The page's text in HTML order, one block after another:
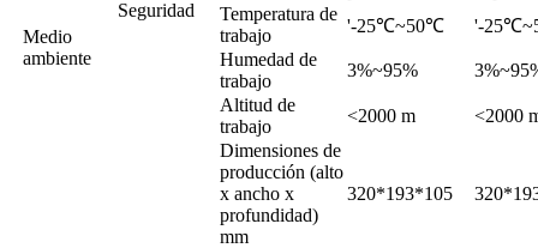
Seguridad
Medio
ambiente
Temperatura de
trabajo
'-25℃~50℃
'-
Humedad de
trabajo
3%~95%
Altitud de
trabajo
<2000 m <2000
Dimensiones de
producción (alto
x ancho x
profundidad)
mm
320*193*105